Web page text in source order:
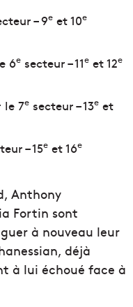
– 9e et 10e
6e secteur – 11e et 12e
le 7e secteur – 13e et
– 15e et 16e
Anthony
Fortin sont
à nouveau leur
déjà
à lui échoué face à